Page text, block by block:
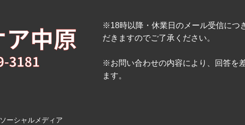
※18時以降・休業日のメール受信につ
だきますのでご了承ください。
※お問い合わせの内容により、回答を
ます。
ソーシャルメディア